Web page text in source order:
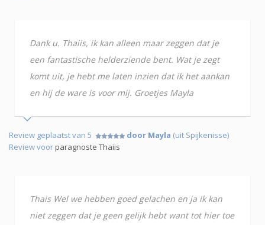
Dank u. Thaiis, ik kan alleen maar zeggen dat je
een fantastische helderziende bent. Wat je zegt
komt uit, je hebt me laten inzien dat ik het aankan
en hij de ware is voor mij. Groetjes Mayla
Review geplaatst van 5 door Mayla (uit Spijkenisse)
Review voorparagnoste Thaiis
Thais Wel we hebben goed gelachen en ja ik kan
niet zeggen dat je geen gelijk hebt want tot hier toe